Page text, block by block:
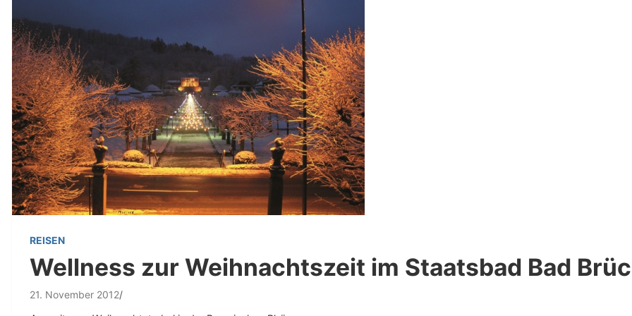
REISEN
Wellness zur Weihnachtszeit im Staatsbad Bad
21. November 2012